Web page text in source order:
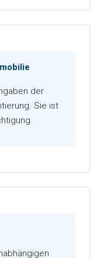
der
Sie ist